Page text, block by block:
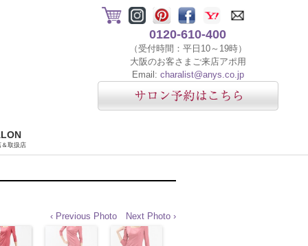
0120-610-400
（受付時間：平日10～19時）
大阪のお客さまご来店アポ用
Email: charalist@anys.co.jp
＆取扱店
‹ Previous Photo Next Photo ›